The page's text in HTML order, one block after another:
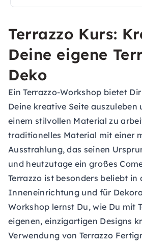
Terrazzo Kurs:
Deine eigene
Deko
Ein Terrazzo-Workshop bietet
Deine kreative Seite
einem stilvollen Material zu
traditionelles Material mit einer
Ausstrahlung, das seinen
und heutzutage ein großes
Terrazzo ist besonders beliebt in
Inneneinrichtung und für
Workshop lernst Du, wie Du mit
eigenen, einzigartigen Designs
Verwendung von Terrazzo